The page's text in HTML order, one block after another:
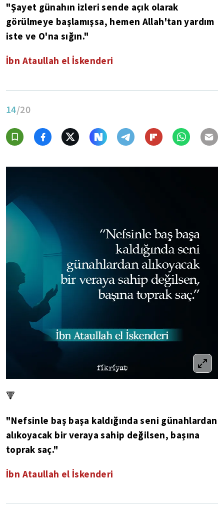
"Şayet günahın izleri sende açık olarak
görülmeye başlamışsa, hemen Allah'tan yardım
iste ve O'na sığın."
İbn Ataullah el İskenderi
14/20
🔻
"Nefsinle baş başa kaldığında seni günahlardan
alıkoyacak bir veraya sahip değilsen, başına
toprak saç."
İbn Ataullah el İskenderi